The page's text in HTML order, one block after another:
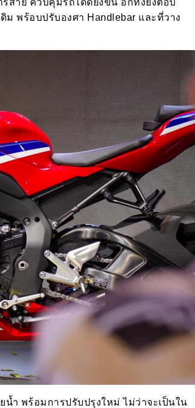
ส่าย ควบคุมรถได้ดียิ่งขึ้น อีกทั้งยังตอบ
พร้อบปรับองศา Handlebar และที่วาง
ำ พร้อมการปรับปรุงใหม่ ไม่ว่าจะเป็นใน